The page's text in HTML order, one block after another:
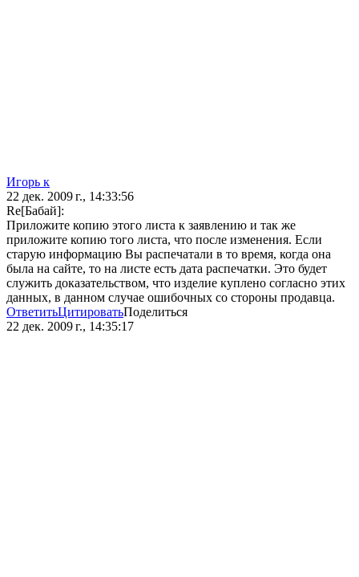
Игорь к
22 дек. 2009 г., 14:33:56
Re[Бaбай]:
Приложите копию этого листа к заявлению и так же
приложите копию того листа, что после изменения. Если
старую информацию Вы распечатали в то время, когда она
была на сайте, то на листе есть дата распечатки. Это будет
служить доказательством, что изделие куплено согласно этих
данных, в данном случае ошибочных со стороны продавца.
ОтветитьЦитироватьПоделиться
22 дек. 2009 г., 14:35:17